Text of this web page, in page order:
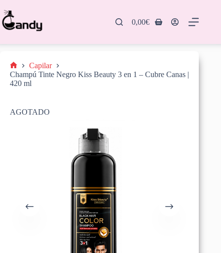
al
contenido
Carro
0,00€
Inicio
Capilar
Champú Tinte Negro Kiss Beauty 3 en 1 – Cubre Canas |
420 ml
AGOTADO